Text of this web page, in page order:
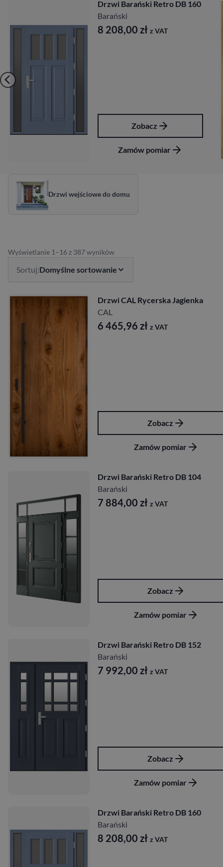
Drzwi Barański Retro DB 160
Barański
8 208,00 zł z VAT
Zobacz
Zamów pomiar
Drzwi wejściowe do domu
Wyświetlanie 1–16 z 387 wyników
Sortuj:Domyślne sortowanie
Drzwi CAL Rycerska Jagienka
CAL
6 465,96 zł z VAT
Zobacz
Zamów pomiar
Drzwi Barański Retro DB 104
Barański
7 884,00 zł z VAT
Zobacz
Zamów pomiar
Drzwi Barański Retro DB 152
Barański
7 992,00 zł z VAT
Zobacz
Zamów pomiar
Drzwi Barański Retro DB 160
Barański
8 208,00 zł z VAT